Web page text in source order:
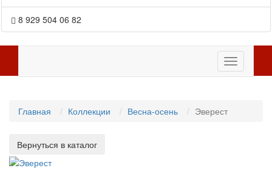
8 929 504 06 82
Toggle
navigation
Главная Коллекции Весна-осень Эверест